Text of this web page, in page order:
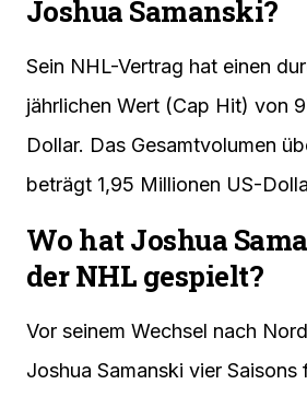
Joshua Samanski?
Sein NHL-Vertrag hat einen
jährlichen Wert (Cap Hit) von
Dollar. Das Gesamtvolumen
beträgt 1,95 Millionen US-
Wo hat Joshua
der NHL gespielt?
Vor seinem Wechsel nach
Joshua Samanski vier Saisons